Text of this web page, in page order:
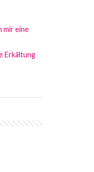
mir eine
Erkältung